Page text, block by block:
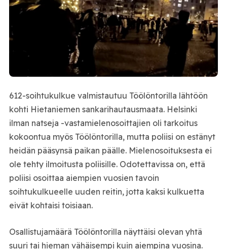
612-soihtukulkue valmistautuu Töölöntorilla lähtöön
kohti Hietaniemen sankarihautausmaata. Helsinki
ilman natseja -vastamielenosoittajien oli tarkoitus
kokoontua myös Töölöntorilla, mutta poliisi on estänyt
heidän pääsynsä paikan päälle. Mielenosoituksesta ei
ole tehty ilmoitusta poliisille. Odotettavissa on, että
poliisi osoittaa aiempien vuosien tavoin
soihtukulkueelle uuden reitin, jotta kaksi kulkuetta
eivät kohtaisi toisiaan.
Osallistujamäärä Töölöntorilla näyttäisi olevan yhtä
suuri tai hieman vähäisempi kuin aiempina vuosina.